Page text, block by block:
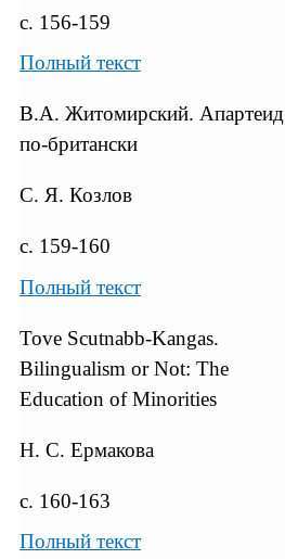
с. 156-159
Полный текст
В.А. Житомирский. Апартеид
по-британски
С. Я. Козлов
с. 159-160
Полный текст
Tove Scutnabb-Kangas.
Bilingualism or Not: The
Education of Minorities
Н. С. Ермакова
с. 160-163
Полный текст